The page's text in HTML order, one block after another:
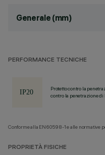
Generale (mm)
PERFORMANCE TECNICHE
Protetto contro la
contro la penetrazione
Conforme alla EN60598-1 e alle normative
PROPRIETÀ FISICHE